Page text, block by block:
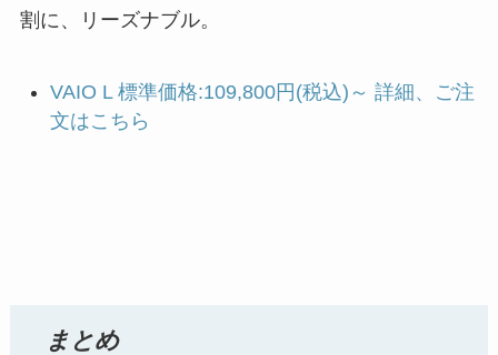
割に、リーズナブル。
VAIO L 標準価格:109,800円(税込)～ 詳細、ご注
文はこちら
まとめ